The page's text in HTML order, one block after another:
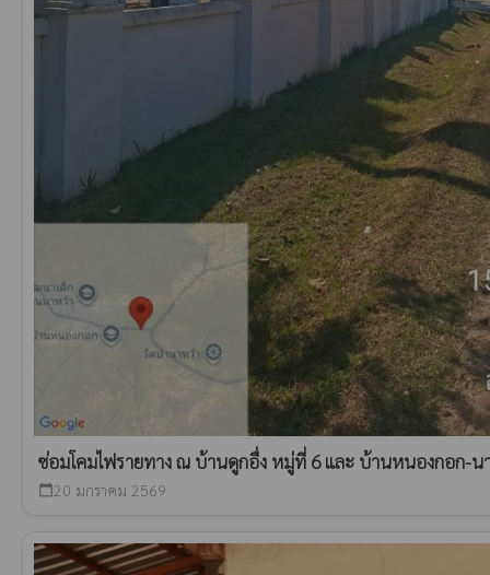
ซ่อมโคมไฟรายทาง ณ บ้านดูกอื่ง หมู่ที่ 6 และ บ้านหนองกอก-
calendar_today20 มกราคม 2569